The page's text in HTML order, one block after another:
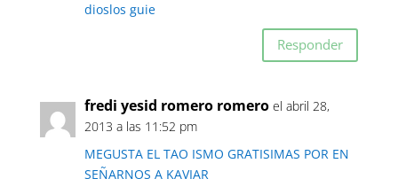
dioslos guie
Responder
fredi yesid romero romero el abril 28,
2013 a las 11:52 pm
MEGUSTA EL TAO ISMO GRATISIMAS POR EN
SEÑARNOS A KAVIAR